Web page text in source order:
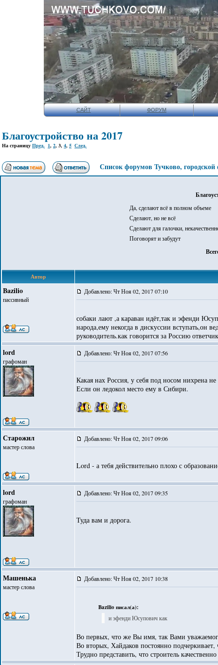
САЙТ ФОРУМ
Благоустройство на 2017
На страницу Пред. 1, 2, 3, 4, 5 След.
Список форумов Тучково,
Да, сделают всё в полном объеме
Сделают, но не всё
Сделают для галочки,
Поговорят и забудут
Автор
Bazilio
пассивный
Добавлено: Чт Ноя 02, 2017 07:10
собаки лают ,а караван идёт,так и эфенди
народа,ему некогда в дискуссии вступать,он
руководитель.как говорится за Россию
lord
графоман
Добавлено: Чт Ноя 02, 2017 07:56
Какая нах Россия, у себя под носом нихрена не
Если он ледокол место ему в Сибири.
Старожил
мастер слова
Добавлено: Чт Ноя 02, 2017 09:06
Lord - а тебя действительно плохо с
lord
графоман
Добавлено: Чт Ноя 02, 2017 09:35
Туда вам и дорога.
Машенька
мастер слова
Добавлено: Чт Ноя 02, 2017 10:38
Bazilio писал(а):
и эфенди Юсупович как
Во первых, что же Вы имя, так Вами
Во вторых, Хайдаков постоянно подчеркивает,
Трудно представить, что строитель